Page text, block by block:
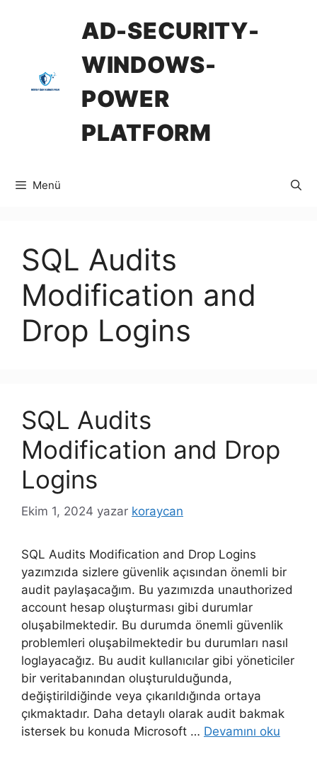
AD-SECURITY-
WINDOWS-
POWER
PLATFORM
Menü
SQL Audits
Modification and
Drop Logins
SQL Audits
Modification and Drop
Logins
Ekim 1, 2024 yazar koraycan
SQL Audits Modification and Drop Logins
yazımzıda sizlere güvenlik açısından önemli bir
audit paylaşacağım. Bu yazımızda unauthorized
account hesap oluşturması gibi durumlar
oluşabilmektedir. Bu durumda önemli güvenlik
problemleri oluşabilmektedir bu durumları nasıl
loglayacağız. Bu audit kullanıcılar gibi yöneticiler
bir veritabanından oluşturulduğunda,
değiştirildiğinde veya çıkarıldığında ortaya
çıkmaktadır. Daha detaylı olarak audit bakmak
istersek bu konuda Microsoft … Devamını oku